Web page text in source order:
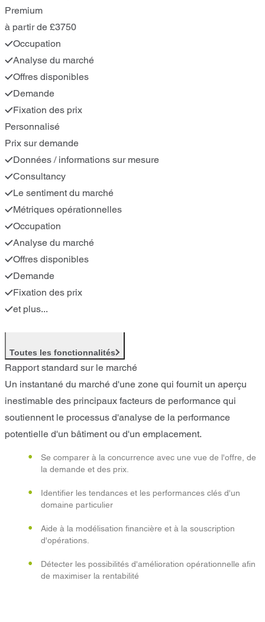
Premium
à partir de £3750
Occupation
Analyse du marché
Offres disponibles
Demande
Fixation des prix
Personnalisé
Prix sur demande
Données / informations sur mesure
Consultancy
Le sentiment du marché
Métriques opérationnelles
Occupation
Analyse du marché
Offres disponibles
Demande
Fixation des prix
et plus...
Toutes les fonctionnalités
Rapport standard sur le marché
Un instantané du marché d'une zone qui fournit un aperçu
inestimable des principaux facteurs de performance qui
soutiennent le processus d'analyse de la performance
potentielle d'un bâtiment ou d'un emplacement.
Se comparer à la concurrence avec une vue de l'offre, de
la demande et des prix.
Identifier les tendances et les performances clés d'un
domaine particulier
Aide à la modélisation financière et à la souscription
d'opérations.
Détecter les possibilités d'amélioration opérationnelle afin
de maximiser la rentabilité